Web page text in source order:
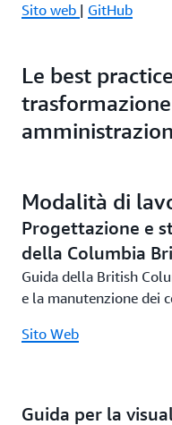
Sito web | GitHub
Standard di
National API Design
governo australiano.
Sito web|GitHub
Visite
Le best
Modalità di
Progettazione e
della Columbia
Guida della British
e la manutenzione dei
Sito Web
Guida per la